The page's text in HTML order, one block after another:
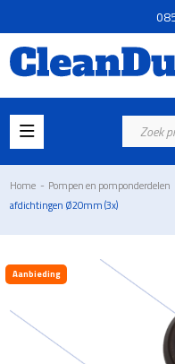
Producten
zoeken
Home - Pompen en pomponderdelen
afdichtingen Ø20mm (3x)
Aanbieding